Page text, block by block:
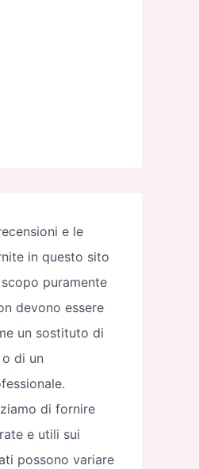
e le
in questo sito
puramente
devono essere
un sostituto di
di un
di fornire
e utili sui
possono variare